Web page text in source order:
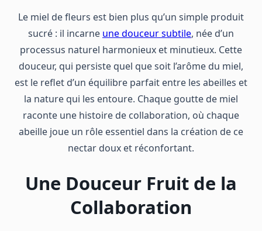
Le miel de fleurs est bien plus qu’un simple produit
sucré : il incarne une douceur subtile, née d’un
processus naturel harmonieux et minutieux. Cette
douceur, qui persiste quel que soit l’arôme du miel,
est le reflet d’un équilibre parfait entre les abeilles et
la nature qui les entoure. Chaque goutte de miel
raconte une histoire de collaboration, où chaque
abeille joue un rôle essentiel dans la création de ce
nectar doux et réconfortant.
Une Douceur Fruit de la
Collaboration